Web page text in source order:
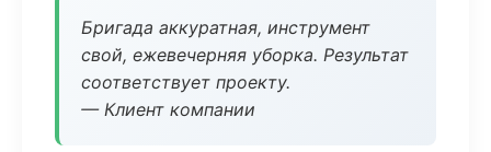
Бригада аккуратная, инструмент
свой, ежевечерняя уборка. Результат
соответствует проекту.
— Клиент компании